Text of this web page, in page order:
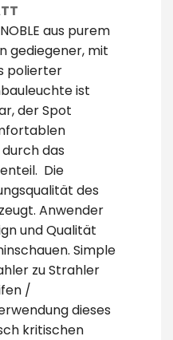
aus purem
gediegener, mit
polierter
ist
der Spot
das
Die
des
Anwender
und Qualität
Simple
zu Strahler
/
dieses
kritischen